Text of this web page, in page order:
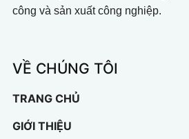
công và sản xuất công nghiệp.
VỀ CHÚNG TÔI
TRANG CHỦ
GIỚI THIỆU